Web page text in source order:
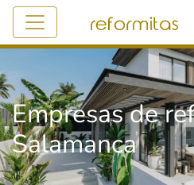
Empresas de
Salamanca